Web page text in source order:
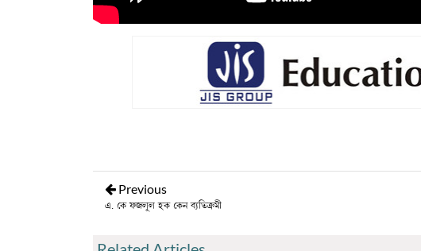
Previous
এ. কে ফজলুল হক কেন ব্যতিক্রমী